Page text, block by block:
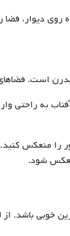
دیوار، فضا
است.
به راحتی
را منعکس کنید.
شود.